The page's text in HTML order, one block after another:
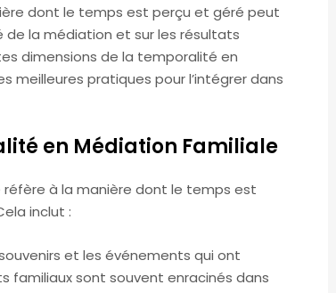
dont le temps est perçu et géré peut
de la médiation et sur les résultats
dimensions de la temporalité en
meilleures pratiques pour l’intégrer dans
en Médiation Familiale
à la manière dont le temps est
inclut :
et les événements qui ont
familiaux sont souvent enracinés dans